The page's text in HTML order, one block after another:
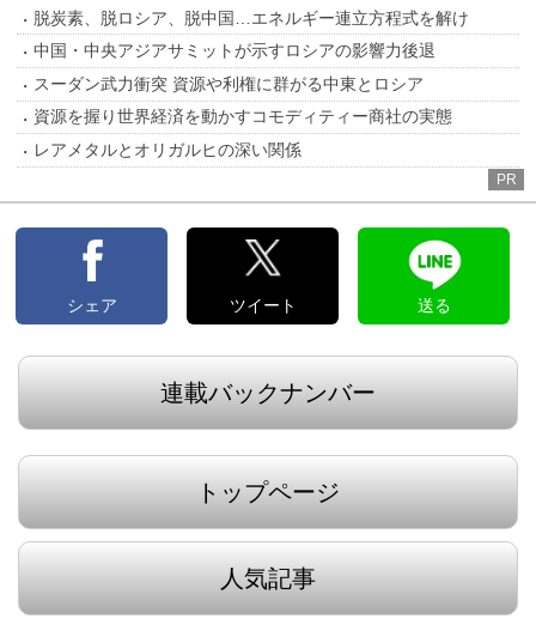
脱炭素、脱ロシア、脱中国…エネルギー連立方程式を解け
中国・中央アジアサミットが示すロシアの影響力後退
スーダン武力衝突 資源や利権に群がる中東とロシア
資源を握り世界経済を動かすコモディティー商社の実態
レアメタルとオリガルヒの深い関係
PR
シェア ツイート 送る
連載バックナンバー
トップページ
人気記事